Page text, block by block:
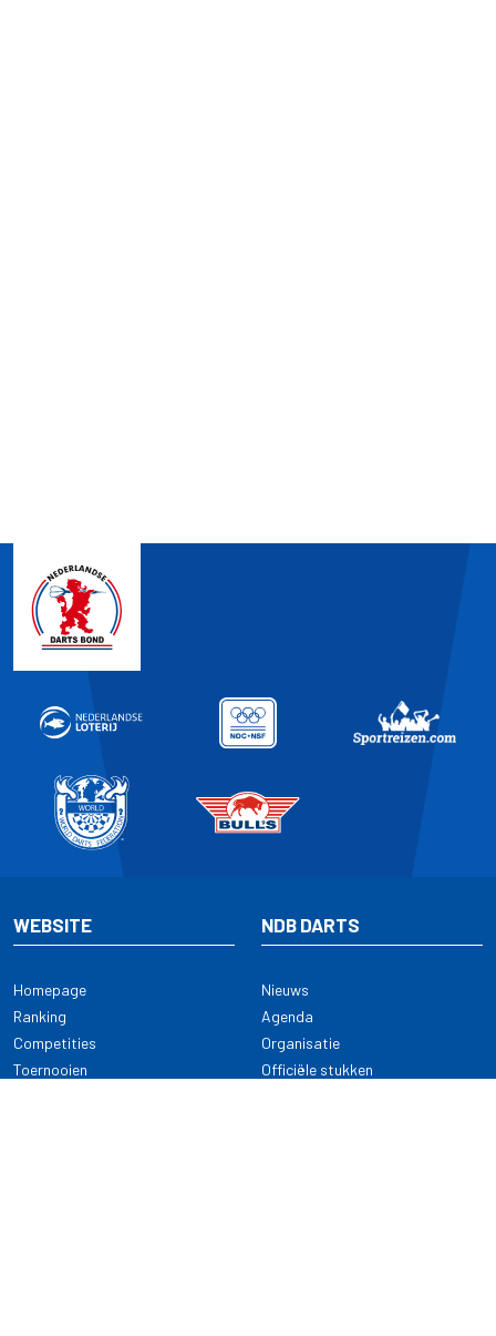
WEBSITE
Homepage
Ranking
Competities
Toernooien
NDB DARTS
Nieuws
Agenda
Organisatie
Officiële stukken